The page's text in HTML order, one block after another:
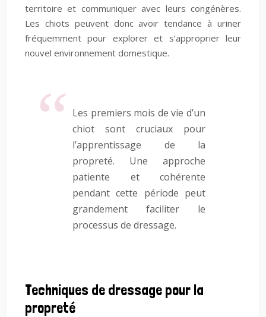
territoire et communiquer avec leurs congénères.
Les chiots peuvent donc avoir tendance à uriner
fréquemment pour explorer et s’approprier leur
nouvel environnement domestique.
Les premiers mois de vie d’un
chiot sont cruciaux pour
l’apprentissage de la
propreté. Une approche
patiente et cohérente
pendant cette période peut
grandement faciliter le
processus de dressage.
Techniques de dressage pour la
propreté